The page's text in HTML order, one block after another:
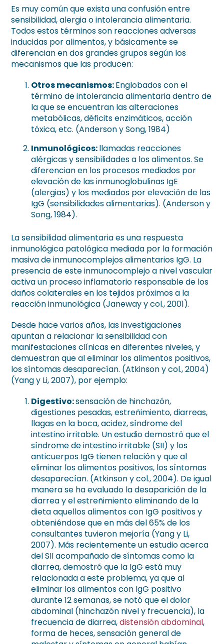
Es muy común que exista una confusión entre
sensibilidad, alergia o intolerancia alimentaria.
Todos estos términos son reacciones adversas
inducidas por alimentos, y básicamente se
diferencian en dos grandes grupos según los
mecanismos que las producen:
Otros mecanismos:Englobados con el
término de intolerancia alimentaria dentro de
la que se encuentran las alteraciones
metabólicas, déficits enzimáticos, acción
tóxica, etc. (Anderson y Song, 1984)
Inmunológicos:llamadas reacciones
alérgicas y sensibilidades a los alimentos. Se
diferencian en los procesos mediados por
elevación de las inmunoglobulinas IgE
(alergias) y los mediados por elevación de las
IgG (sensibilidades alimentarias). (Anderson y
Song, 1984).
La sensibilidad alimentaria es una respuesta
inmunológica patológica mediada por la formación
masiva de inmunocomplejos alimentarios IgG. La
presencia de este inmunocomplejo a nivel vascular
activa un proceso inflamatorio responsable de los
daños colaterales en los tejidos próximos a la
reacción inmunológica (Janeway y col., 2001).
Desde hace varios años, las investigaciones
apuntan a relacionar la sensibilidad con
manifestaciones clínicas en diferentes niveles, y
demuestran que al eliminar los alimentos positivos,
los síntomas desaparecían. (Atkinson y col., 2004)
(Yang y Li, 2007), por ejemplo:
Digestivo:sensación de hinchazón,
digestiones pesadas, estreñimiento, diarreas,
llagas en la boca, acidez, síndrome del
intestino irritable. Un estudio demostró que el
síndrome de intestino irritable (SII) y los
anticuerpos IgG tienen relación y que al
eliminar los alimentos positivos, los síntomas
desaparecían. (Atkinson y col., 2004). De igual
manera se ha evaluado la desaparición de la
diarrea y el estreñimiento eliminando de la
dieta aquellos alimentos con IgG positivos y
obteniéndose que en más del 65% de los
consultantes tuvieron mejoría (Yang y Li,
2007). Más recientemente un estudio acerca
del SII acompañado de síntomas como la
diarrea, demostró que la IgG está muy
relacionada a este problema, ya que al
eliminar los alimentos con IgG positivo
durante 12 semanas, se notó que el dolor
abdominal (hinchazón nivel y frecuencia), la
frecuencia de diarrea,distensión abdominal,
forma de heces, sensación general de